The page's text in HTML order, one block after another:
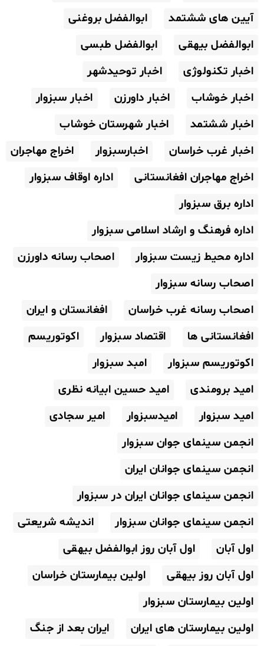
آیین های ششتمد
ابوالفضل بروغنی
ابوالفضل بیهقی
ابوالفضل طبسی
اخبار تکنولوژی
اخبار توحیدشهر
اخبار خوشاب
اخبار داورزن
اخبار سبزوار
اخبار ششتمد
اخبار شهرستان خوشاب
اخبار غرب خراسان
اخبارسبزوار
اخراج مهاجران
اخراج مهاجران افغانستانی
اداره اوقاف سبزوار
اداره برق سبزوار
اداره فرهنگ و ارشاد اسلامی سبزوار
اداره محیط زیست سبزوار
اصحاب رسانه داورزن
اصحاب رسانه سبزوار
اصحاب رسانه غرب خراسان
افغانستان و ایران
افغانستانی ها
اقتصاد سبزوار
اکوتوریسم
اکوتوریسم سبزوار
امبد سبزوار
امید برومندی
امید حسین ابیانه نظری
امید سبزوار
امیدسبزوار
امیر سجادی
انجمن سینمای جوان سبزوار
انجمن سینمای جوانان ایران
انجمن سینمای جوانان ایران در سبزوار
انجمن سینمای جوانان سبزوار
اندیشه شریعتی
اول آبان
اول آبان روز ابوالفضل بیهقی
اول آبان روز بیهقی
اولین بیمارستان خراسان
اولین بیمارستان سبزوار
اولین بیمارستان های ایران
ایران بعد از جنگ